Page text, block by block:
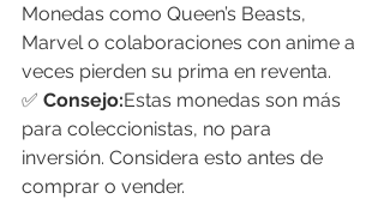
Monedas como Queen’s Beasts,
Marvel o colaboraciones con anime a
veces pierden su prima en reventa.
✅ Consejo:Estas monedas son más
para coleccionistas, no para
inversión. Considera esto antes de
comprar o vender.